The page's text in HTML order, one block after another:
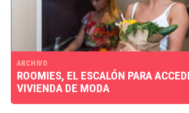
ARCHIVO
ROOMIES, EL ESCALÓN PARA
VIVIENDA DE MODA